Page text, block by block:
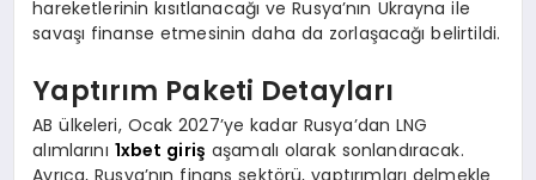
hareketlerinin kısıtlanacağı ve Rusya’nın Ukrayna ile
savaşı finanse etmesinin daha da zorlaşacağı belirtildi.
Yaptırım Paketi Detayları
AB ülkeleri, Ocak 2027’ye kadar Rusya’dan LNG
alımlarını 1xbet giriş aşamalı olarak sonlandıracak.
Ayrıca, Rusya’nın finans sektörü, yaptırımları delmekle